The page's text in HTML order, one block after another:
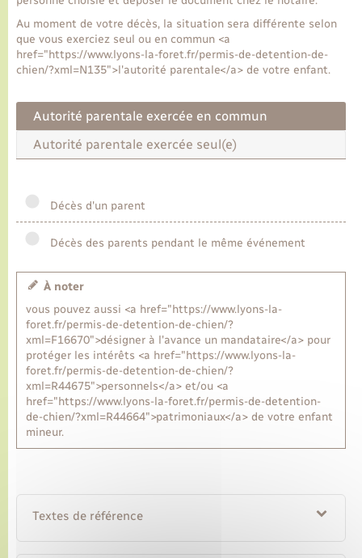
Au moment de votre décès, la situation sera différente selon
que vous exerciez seul ou en commun <a
href="https://www.lyons-la-foret.fr/permis-de-detention-de-
chien/?xml=N135">l'autorité parentale</a> de votre enfant.
Autorité parentale exercée en commun
Autorité parentale exercée seul(e)
Décès d'un parent
Décès des parents pendant le même événement
À noter
vous pouvez aussi <a href="https://www.lyons-la-
foret.fr/permis-de-detention-de-chien/?
xml=F16670">désigner à l'avance un mandataire</a> pour
protéger les intérêts <a href="https://www.lyons-la-
foret.fr/permis-de-detention-de-chien/?
xml=R44675">personnels</a> et/ou <a
href="https://www.lyons-la-foret.fr/permis-de-detention-
de-chien/?xml=R44664">patrimoniaux</a> de votre enfant
mineur.
Textes de référence